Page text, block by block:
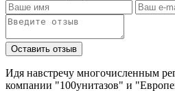
Идя навстречу многочисленным
компании "100унитазов" и